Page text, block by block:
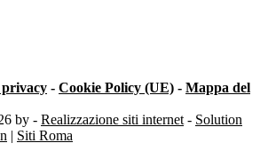
- Cookie Policy (UE) - Mappa del
by - Realizzazione siti internet - Solution
| Siti Roma